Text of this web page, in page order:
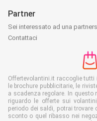
Partner
Sei interessato ad una
Contattaci
Offertevolantini.it raccoglie
le brochure pubblicitarie, le
a scadenza regolare. In
riguardo le offerte sui
periodo dei saldi, potrai
sconto o quel ribasso nei